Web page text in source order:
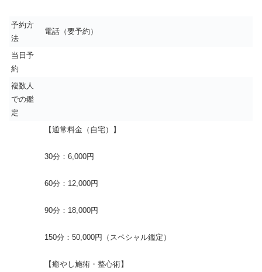
予約方
法
電話（要予約）
当日予
約
複数人
での鑑
定
【通常料金（自宅）】
30分：6,000円
60分：12,000円
90分：18,000円
150分：50,000円（スペシャル鑑定）
【癒やし施術・整心術】